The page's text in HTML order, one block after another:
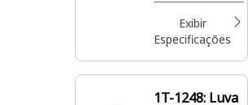
Torque Cat®
reduz fricção e
desgaste,
eficiência e a
Exibir
Especificações
1T-1248: Luva